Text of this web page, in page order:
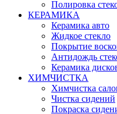
Полировка
КЕРАМИКА
Керамика авто
Жидкое стекло
Покрытие
Антидождь
Керамика
ХИМЧИСТКА
Химчистка
Чистка сидений
Покраска